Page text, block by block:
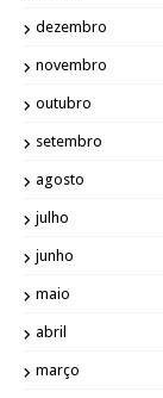
dezembro
novembro
outubro
setembro
agosto
julho
junho
maio
abril
março